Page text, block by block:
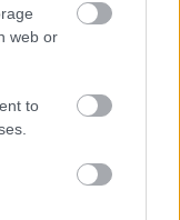
web or
to
nagy
száma